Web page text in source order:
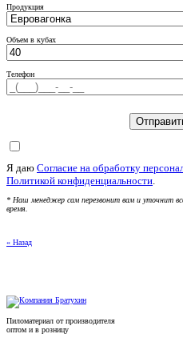
Продукция
Объем в кубах
Телефон
Я даю Согласие на обработку
Политикой конфиденциальности.
* Наш менеджер сам перезвонит вам и уточнит
время.
« Назад
Пиломатериал от производителя
оптом и в розницу